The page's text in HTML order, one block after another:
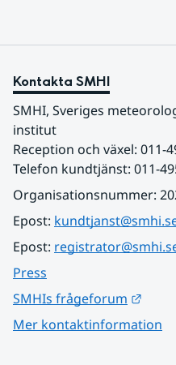
Kontakta SMHI
SMHI, Sveriges
institut
Reception och växel: 011-
Telefon kundtjänst: 011-
Organisationsnummer:
Epost:
Epost:
Press
SMHIs frågeforum
Mer kontaktinformation